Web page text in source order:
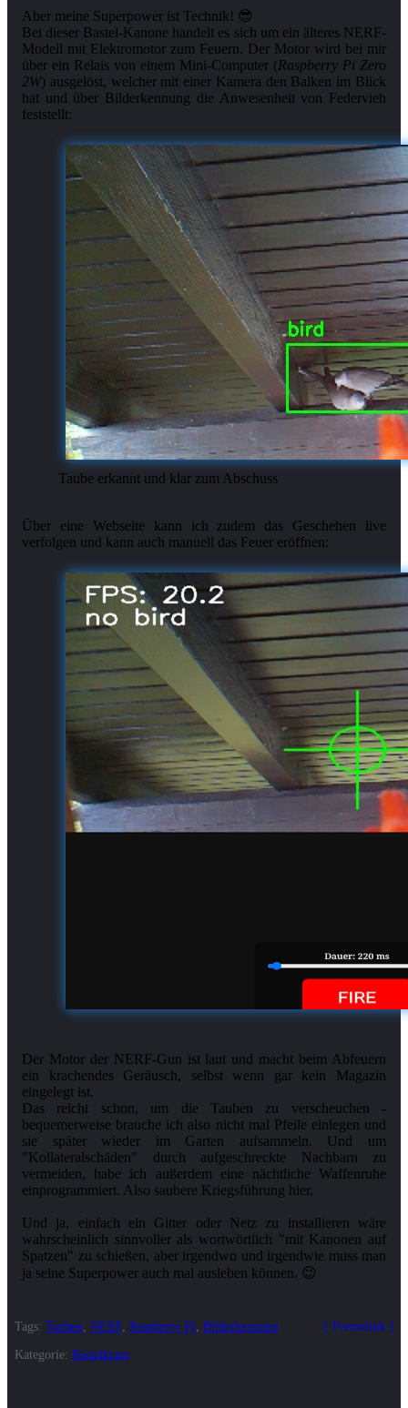
Aber meine Superpower ist Technik! 😎
Bei dieser Bastel-Kanone handelt es sich um ein älteres NERF-
Modell mit Elektromotor zum Feuern. Der Motor wird bei mir
über ein Relais von einem Mini-Computer (Raspberry Pi Zero
2W) ausgelöst, welcher mit einer Kamera den Balken im Blick
hat und über Bilderkennung die Anwesenheit von Federvieh
Taube erkannt und klar zum Abschuss
Über eine Webseite kann ich zudem das Geschehen live
Der Motor der NERF-Gun ist laut und macht beim Abfeuern
ein krachendes Geräusch, selbst wenn gar kein Magazin
eingelegt ist.
Das reicht schon, um die Tauben zu verscheuchen -
bequemerweise brauche ich also nicht mal Pfeile einlegen und
sie später wieder im Garten aufsammeln. Und um
"Kollateralschäden" durch aufgeschreckte Nachbarn zu
vermeiden, habe ich außerdem eine nächtliche Waffenruhe
einprogrammiert. Also saubere Kriegsführung hier.
Und ja, einfach ein Gitter oder Netz zu installieren wäre
wahrscheinlich sinnvoller als wortwörtlich "mit Kanonen auf
Spatzen" zu schießen, aber irgendwo und irgendwie muss man
Permalink
Tags: Tauben NERF, Raspberry Pi Bilderkennung
Kategorie: Bastelkram